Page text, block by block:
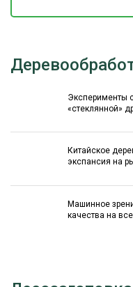
Эксперименты
«стеклянной»
Китайское
экспансия на
Машинное
качества на